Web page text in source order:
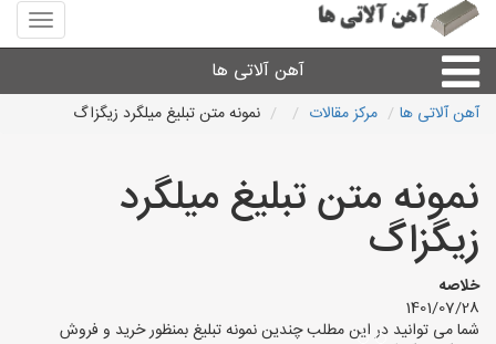
منوی
سایت
آلاتی
آهن آلاتی ها
ورق
سایر آهن آلات
آهن آلاتی ها مرکز مقالات نمونه متن تبلیغ میلگرد زیگزاگ
نمونه متن تبلیغ میلگرد
زیگزاگ
خلاصه
1401/07/28
شما می توانید در این مطلب چندین نمونه تبلیغ بمنظور خرید و فروش